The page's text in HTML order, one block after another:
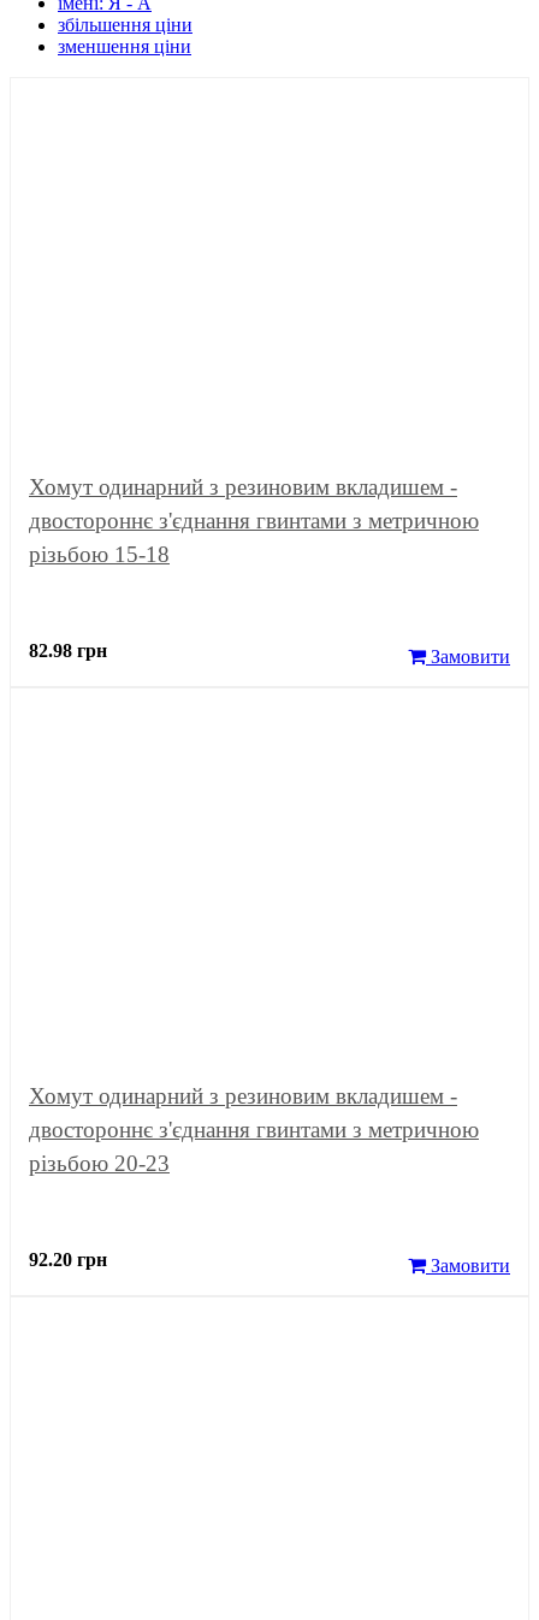
збільшення ціни
зменшення ціни
Хомут одинарний з резиновим вкладишем -
двостороннє з'єднання гвинтами з метричною
різьбою 15-18
82.98 грн Замовити
Хомут одинарний з резиновим вкладишем -
двостороннє з'єднання гвинтами з метричною
різьбою 20-23
92.20 грн Замовити